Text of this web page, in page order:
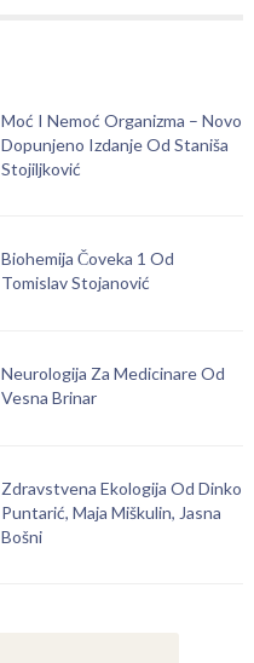
Moć I Nemoć Organizma – Novo
Dopunjeno Izdanje Od Staniša
Stojiljković
Biohemija Čoveka 1 Od
Tomislav Stojanović
Neurologija Za Medicinare Od
Vesna Brinar
Zdravstvena Ekologija Od Dinko
Puntarić, Maja Miškulin, Jasna
Bošni